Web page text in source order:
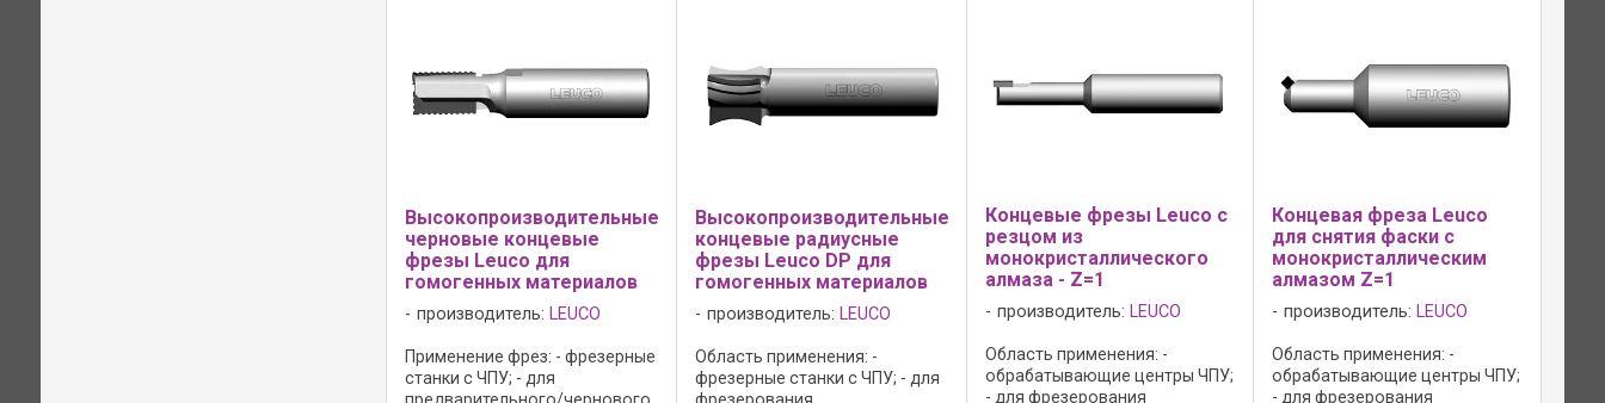
Высокопроизводительные
черновые концевые
фрезы Leuco для
гомогенных материалов
производитель: LEUCO
Применение фрез: - фрезерные
станки с ЧПУ; - для
предварительного/чернового
Высокопроизводительные
концевые радиусные
фрезы Leuco DP для
гомогенных материалов
производитель: LEUCO
Область применения: -
фрезерные станки с ЧПУ; - для
фрезерования
Концевые фрезы Leuco с
резцом из
монокристаллического
алмаза - Z=1
производитель: LEUCO
Область применения: -
обрабатывающие центры ЧПУ;
- для фрезерования
Концевая фреза Leuco
для снятия фаски с
монокристаллическим
алмазом Z=1
производитель: LEUCO
Область применения: -
обрабатывающие центры ЧПУ;
- для фрезерования